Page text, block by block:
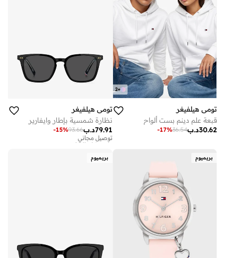
+
2
تومي هيلفيغر
قبعة علم دينم بست ألواح
د.ب30.62
36.54
-17%
تومي هيلفيغر
نظارة شمسية بإطار وايفارير
د.ب79.91
93.66
-15%
توصيل مجاني
على وشك النفاد
بريميوم بريميوم